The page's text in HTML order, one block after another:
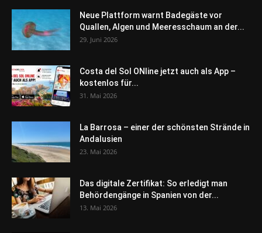
Neue Plattform warnt Badegäste vor
Quallen, Algen und Meeresschaum an der...
29. Juni 2026
Costa del Sol ONline jetzt auch als App –
kostenlos für...
31. Mai 2026
La Barrosa – einer der schönsten Strände in
Andalusien
23. Mai 2026
Das digitale Zertifikat: So erledigt man
Behördengänge in Spanien von der...
13. Mai 2026